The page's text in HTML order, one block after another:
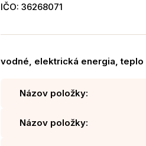
IČO: 36268071
vodné, elektrická energia, teplo
Názov položky:
Názov položky: